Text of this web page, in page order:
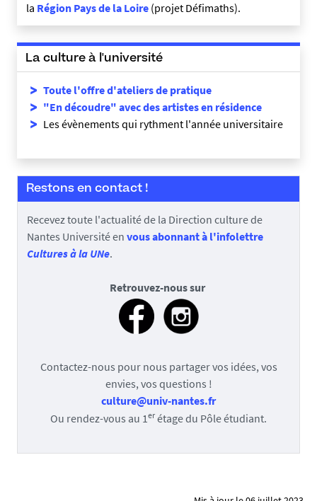
la Région Pays de la Loire (projet Défimaths).
La culture à l'université
Toute l'offre d'ateliers de pratique
"En découdre" avec des artistes en résidence
Les évènements qui rythment l'année universitaire
Restons en contact !
Recevez toute l'actualité de la Direction culture de
Nantes Université en vous abonnant à l'infolettre
Cultures à la UNe.
Retrouvez-nous sur
Contactez-nous pour nous partager vos idées, vos
envies, vos questions !
culture@univ-nantes.fr
Ou rendez-vous au 1er étage du Pôle étudiant.